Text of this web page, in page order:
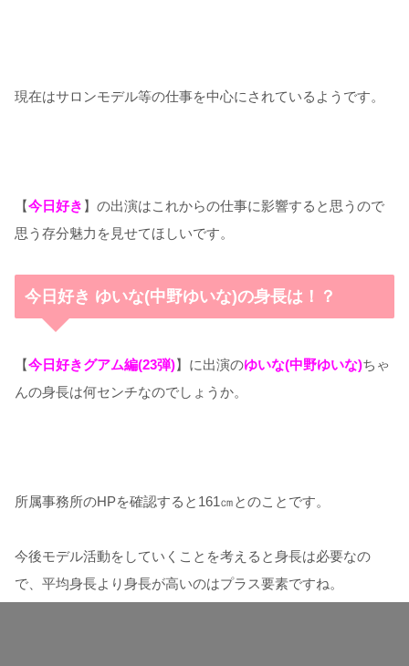
現在はサロンモデル等の仕事を中心にされているようです。
【今日好き 】の出演はこれからの仕事に影響すると思うので
思う存分魅力を見せてほしいです。
今日好き ゆいな(中野ゆいな)の身長は！？
【今日好きグアム編(23弾)】に出演のゆいな(中野ゆいな)ちゃ
んの身長は何センチなのでしょうか。
所属事務所のHPを確認すると161㎝とのことです。
今後モデル活動をしていくことを考えると身長は必要なの
で、平均身長より身長が高いのはプラス要素ですね。